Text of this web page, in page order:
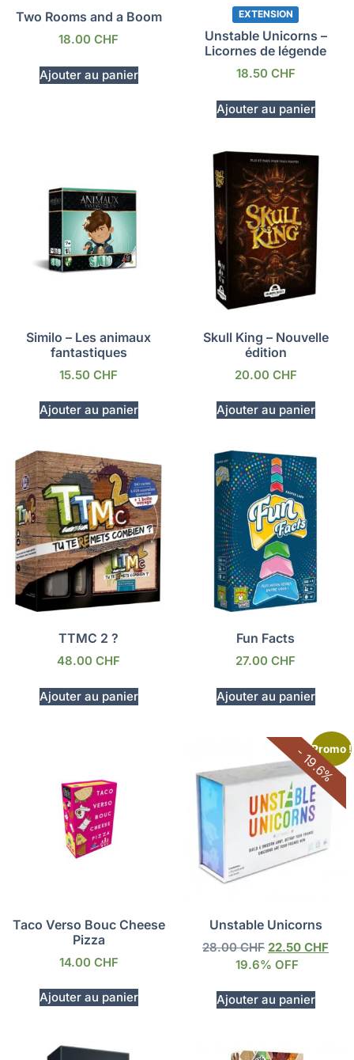
Two Rooms and a Boom
18.00 CHF
Ajouter au panier
EXTENSION
Unstable Unicorns –
Licornes de légende
18.50 CHF
Ajouter au panier
Similo – Les animaux
fantastiques
15.50 CHF
Ajouter au panier
Skull King – Nouvelle
édition
20.00 CHF
Ajouter au panier
TTMC 2 ?
48.00 CHF
Ajouter au panier
Fun Facts
27.00 CHF
Ajouter au panier
Taco Verso Bouc Cheese
Pizza
14.00 CHF
Ajouter au panier
Promo !
- 19.6%
Unstable Unicorns
28.00CHF 22.50 CHF
19.6% OFF
Ajouter au panier